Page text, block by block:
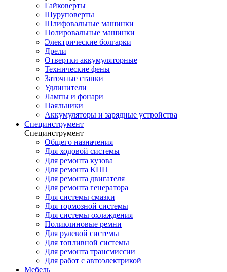
Гайковерты
Шуруповерты
Шлифовальные машинки
Полировальные машинки
Электрические болгарки
Дрели
Отвертки аккумуляторные
Технические фены
Заточные станки
Удлинители
Лампы и фонари
Паяльники
Аккумуляторы и зарядные устройства
Специнструмент
Специнструмент
Общего назначения
Для ходовой системы
Для ремонта кузова
Для ремонта КПП
Для ремонта двигателя
Для ремонта генератора
Для системы смазки
Для тормозной системы
Для системы охлаждения
Поликлиновые ремни
Для рулевой системы
Для топливной системы
Для ремонта трансмиссии
Для работ с автоэлектрикой
Мебель